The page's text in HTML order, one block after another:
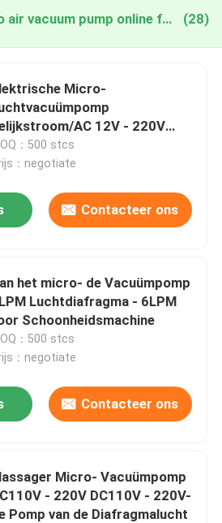
massager micro air vacuum pump online fabricage (28)
Micro-
AC 12V - 220V
Massager
：500 stcs
：negotiate
Contacteer ons
het micro- de Vacuümpomp
Luchtdiafragma - 6LPM
Schoonheidsmachine
：500 stcs
：negotiate
Contacteer ons
Micro- Vacuümpomp
- 220V DC110V - 220V-
Pomp van de Diafragmalucht